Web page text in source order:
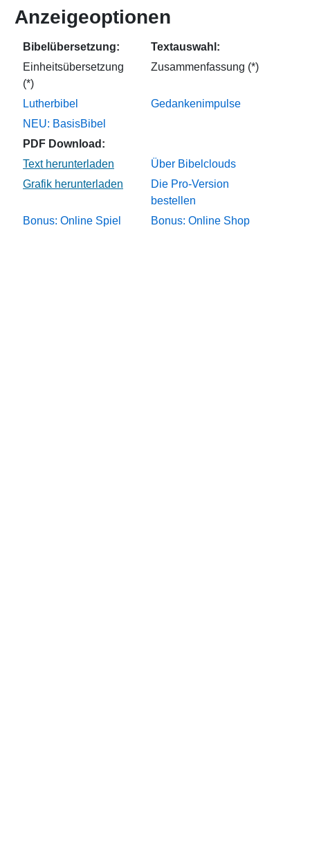
Anzeigeoptionen
Bibelübersetzung:
Textauswahl:
Einheitsübersetzung
(*)
Zusammenfassung (*)
Lutherbibel
Gedankenimpulse
NEU: BasisBibel
PDF Download:
Über Bibelclouds
Die Pro-Version
bestellen
Bonus: Online Spiel
Bonus: Online Shop